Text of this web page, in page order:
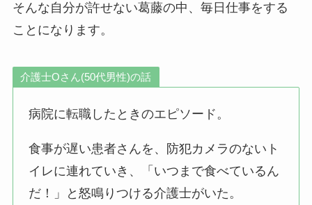
そんな自分が許せない葛藤の中、毎日仕事をする
ことになります。
介護士Oさん(50代男性)の話
病院に転職したときのエピソード。
食事が遅い患者さんを、防犯カメラのないト
イレに連れていき、「いつまで食べているん
だ！」と怒鳴りつける介護士がいた。